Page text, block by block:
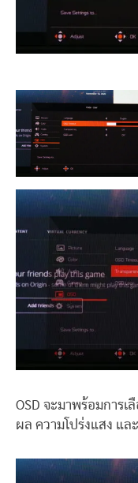
OSD จะมาพร้อมการเ
ผล ความโปร่งแสง แล